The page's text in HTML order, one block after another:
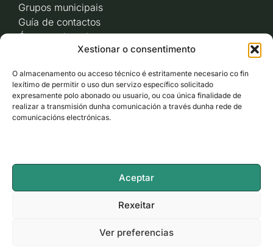
Xestionar o consentimento
O almacenamento ou acceso técnico é estritamente necesario co fin
lexítimo de permitir o uso dun servizo específico solicitado
expresamente polo abonado ou usuario, ou coa única finalidade de
realizar a transmisión dunha comunicación a través dunha rede de
comunicacións electrónicas.
Aceptar
Rexeitar
Ver preferencias
Grupos municipais
Guía de contactos
Órganos de goberno
Acceso a videoactas
xunta de goberno local
Imaxe corporativa
CARBALLO AO DÍA